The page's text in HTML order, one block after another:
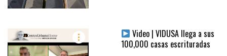
Video | VIDUSA llega a sus
100,000 casas escrituradas